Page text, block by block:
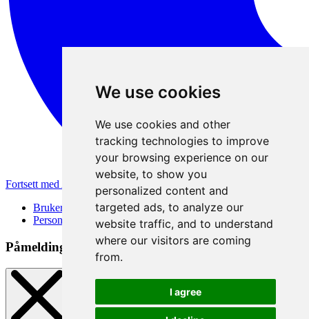
We use cookies
We use cookies and other
tracking technologies to improve
your browsing experience on our
website, to show you
personalized content and
targeted ads, to analyze our
website traffic, and to understand
where our visitors are coming
from.
I agree
Fortsett med Apple
Brukervilkår
Personvernerklæring
Påmeldingsmetode